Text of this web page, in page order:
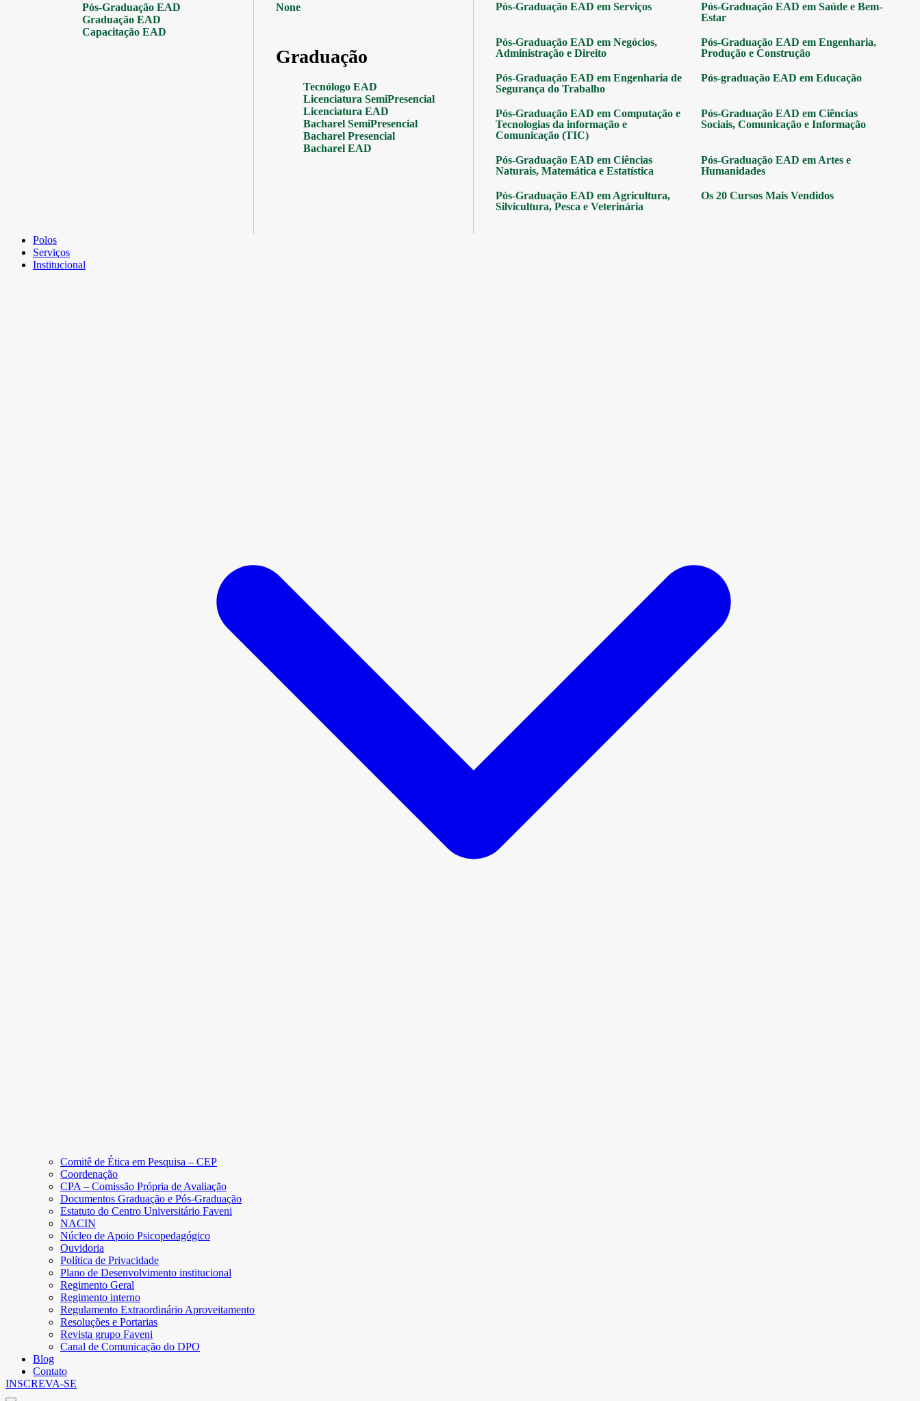
Pós-Graduação EAD
Graduação EAD
Capacitação EAD
None
Graduação
Tecnólogo EAD
Licenciatura SemiPresencial
Licenciatura EAD
Bacharel SemiPresencial
Bacharel Presencial
Bacharel EAD
Pós-Graduação EAD em Serviços
Pós-Graduação EAD em Saúde e Bem-
Estar
Pós-Graduação EAD em Negócios,
Administração e Direito
Pós-Graduação EAD em Engenharia,
Produção e Construção
Pós-Graduação EAD em Engenharia de
Segurança do Trabalho
Pós-graduação EAD em Educação
Pós-Graduação EAD em Computação e
Tecnologias da informação e
Comunicação (TIC)
Pós-Graduação EAD em Ciências
Sociais, Comunicação e Informação
Pós-Graduação EAD em Ciências
Naturais, Matemática e Estatística
Pós-Graduação EAD em Artes e
Humanidades
Pós-Graduação EAD em Agricultura,
Silvicultura, Pesca e Veterinária
Os 20 Cursos Mais Vendidos
Polos
Serviços
Institucional
Comitê de Ética em Pesquisa – CEP
Coordenação
CPA – Comissão Própria de Avaliação
Documentos Graduação e Pós-Graduação
Estatuto do Centro Universitário Faveni
NACIN
Núcleo de Apoio Psicopedagógico
Ouvidoria
Política de Privacidade
Plano de Desenvolvimento institucional
Regimento Geral
Regimento interno
Regulamento Extraordinário Aproveitamento
Resoluções e Portarias
Revista grupo Faveni
Canal de Comunicação do DPO
Blog
Contato
INSCREVA-SE